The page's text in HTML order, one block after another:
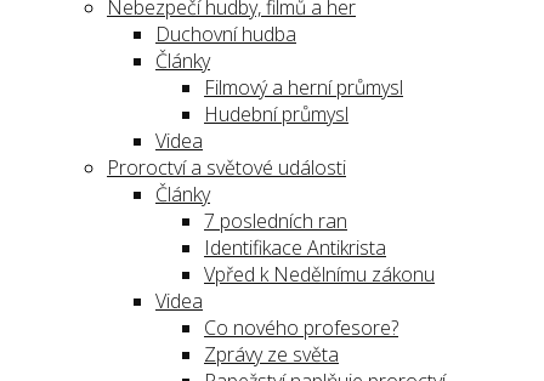
Nebezpečí hudby, filmů a her
Duchovní hudba
Články
Filmový a herní průmysl
Hudební průmysl
Videa
Proroctví a světové události
Články
7 posledních ran
Identifikace Antikrista
Vpřed k Nedělnímu zákonu
Videa
Co nového profesore?
Zprávy ze světa